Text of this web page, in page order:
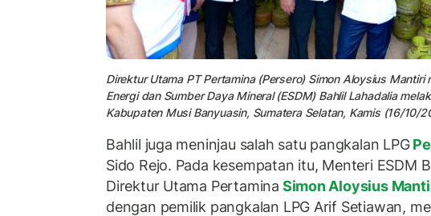
Direktur Utama PT Pertamina (Persero) Simon Aloysius Mantiri
Energi dan Sumber Daya Mineral (ESDM) Bahlil Lahadalia
Kabupaten Musi Banyuasin, Sumatera Selatan, Kamis (16/10/
Bahlil juga meninjau salah satu pangkalan LPG
Sido Rejo. Pada kesempatan itu, Menteri ESDM
Direktur Utama Pertamina Simon Aloysius
dengan pemilik pangkalan LPG Arif Setiawan,